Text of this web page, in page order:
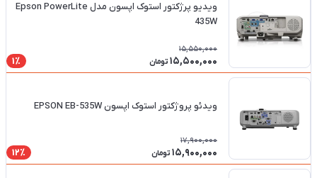
ویدیو پرژکتور استوک اپسون مدل Epson PowerLite
435W
15,550,000
15,500,000 تومان 1٪
ویدئو پروژکتور استوک اپسون EPSON EB-535W
17,900,000
15,900,000 تومان 12٪